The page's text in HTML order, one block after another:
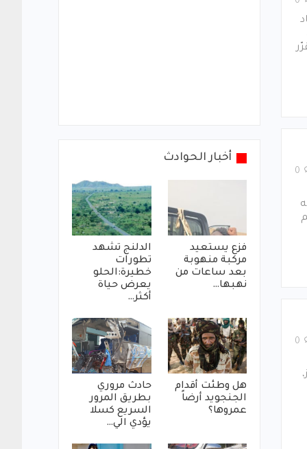
أخبار الحوادث
فزع يستعيد
مركبة منهوبة
بعد ساعات من
نهبها…
الدلنج تشهد
تطورات
خطيرة:الحلو
يعرض حياة
أكثر…
هل وطئت أقدام
الجنجويد أرضاً
عمروها؟
حادث مروري
بطريق المرور
السريع كسلا
يؤدي الي…